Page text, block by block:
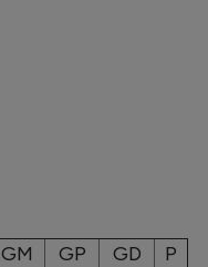
GM GP GD P